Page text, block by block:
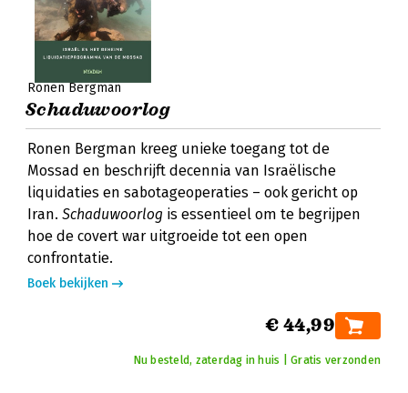
Ronen Bergman
Schaduwoorlog
Ronen Bergman kreeg unieke toegang tot de
Mossad en beschrijft decennia van Israëlische
liquidaties en sabotageoperaties – ook gericht op
Iran. Schaduwoorlog is essentieel om te begrijpen
hoe de covert war uitgroeide tot een open
confrontatie.
Boek bekijken
€ 44,99
Nu besteld, zaterdag in huis | Gratis verzonden